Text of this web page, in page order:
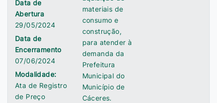
Data de
Abertura
29/05/2024
Data de
Encerramento
07/06/2024
Modalidade:
Ata de Registro
de Preço
materiais de
consumo e
construção,
para atender à
demanda da
Prefeitura
Municipal do
Município de
Cáceres.